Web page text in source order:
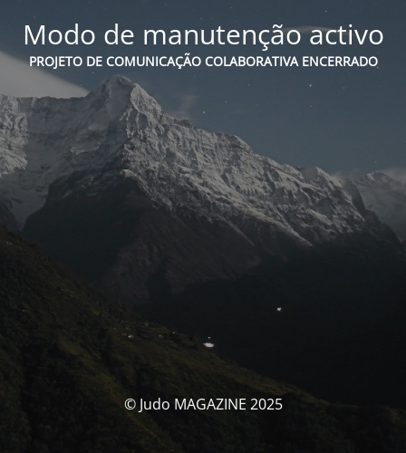
Modo de manutenção activo
PROJETO DE COMUNICAÇÃO COLABORATIVA ENCERRADO
© Judo MAGAZINE 2025